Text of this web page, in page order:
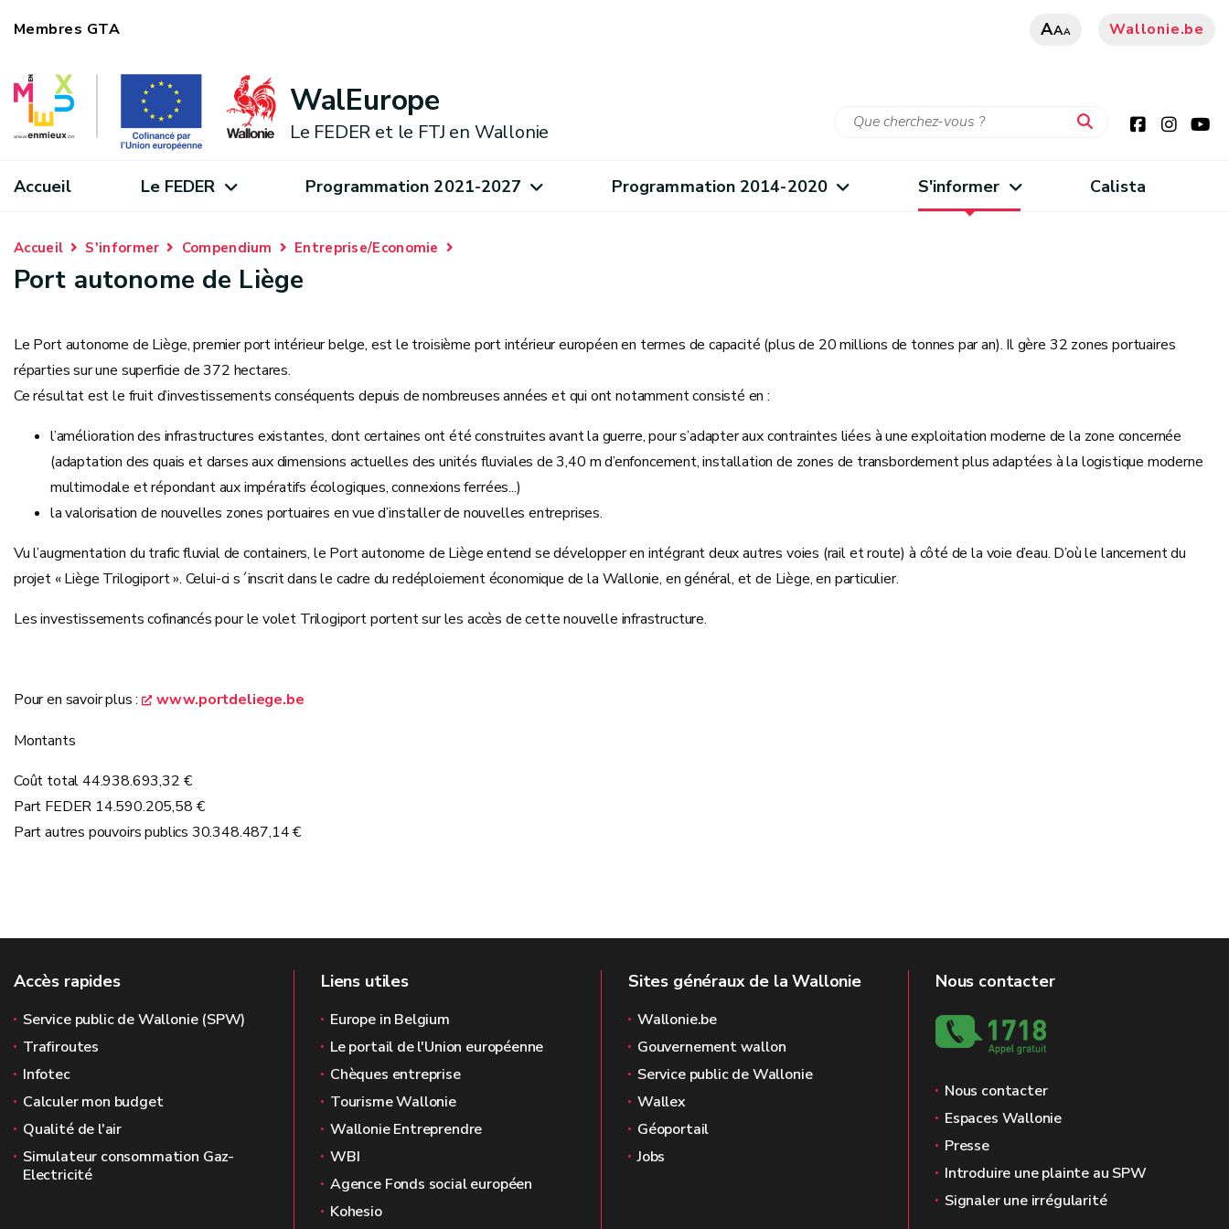
Membres GTA AAA Wallonie.be
WalEurope
Le FEDER et le FTJ en Wallonie
Accueil Le FEDER Programmation 2021-2027 Programmation 2014-2020 S'informer Calista
Accueil S'informer Compendium Entreprise/Economie
Port autonome de Liège
Le Port autonome de Liège, premier port intérieur belge, est le troisième port intérieur européen en termes de capacité (plus de 20 millions de tonnes par an). Il gère 32 zones portuaires
réparties sur une superficie de 372 hectares.
Ce résultat est le fruit d’investissements conséquents depuis de nombreuses années et qui ont notamment consisté en :
l’amélioration des infrastructures existantes, dont certaines ont été construites avant la guerre, pour s’adapter aux contraintes liées à une exploitation moderne de la zone concernée
(adaptation des quais et darses aux dimensions actuelles des unités fluviales de 3,40 m d’enfoncement, installation de zones de transbordement plus adaptées à la logistique moderne
multimodale et répondant aux impératifs écologiques, connexions ferrées...)
la valorisation de nouvelles zones portuaires en vue d’installer de nouvelles entreprises.
Vu l’augmentation du trafic fluvial de containers, le Port autonome de Liège entend se développer en intégrant deux autres voies (rail et route) à côté de la voie d’eau. D’où le lancement du
projet « Liège Trilogiport ». Celui-ci s´inscrit dans le cadre du redéploiement économique de la Wallonie, en général, et de Liège, en particulier.
Les investissements cofinancés pour le volet Trilogiport portent sur les accès de cette nouvelle infrastructure.
Pour en savoir plus : www.portdeliege.be
Montants
Coût total 44.938.693,32 €
Part FEDER 14.590.205,58 €
Part autres pouvoirs publics 30.348.487,14 €
Accès rapides
Service public de Wallonie (SPW)
Trafiroutes
Infotec
Calculer mon budget
Qualité de l'air
Simulateur consommation Gaz-
Electricité
Liens utiles
Europe in Belgium
Le portail de l'Union européenne
Chèques entreprise
Tourisme Wallonie
Wallonie Entreprendre
WBI
Agence Fonds social européen
Kohesio
Sites généraux de la Wallonie
Wallonie.be
Gouvernement wallon
Service public de Wallonie
Wallex
Géoportail
Jobs
Nous contacter
Nous contacter
Espaces Wallonie
Presse
Introduire une plainte au SPW
Signaler une irrégularité